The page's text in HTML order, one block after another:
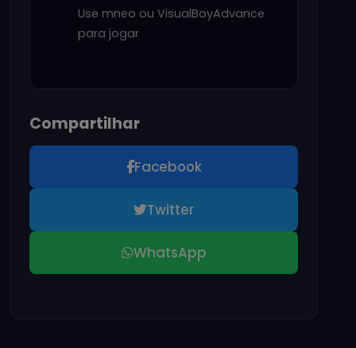
Use mneo ou VisualBoyAdvance
para jogar
Compartilhar
Facebook
Twitter
WhatsApp